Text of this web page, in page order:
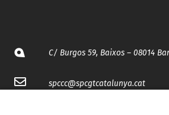
C/ Burgos 59, Baixos – 08014
spccc@spcgtcatalunya.cat